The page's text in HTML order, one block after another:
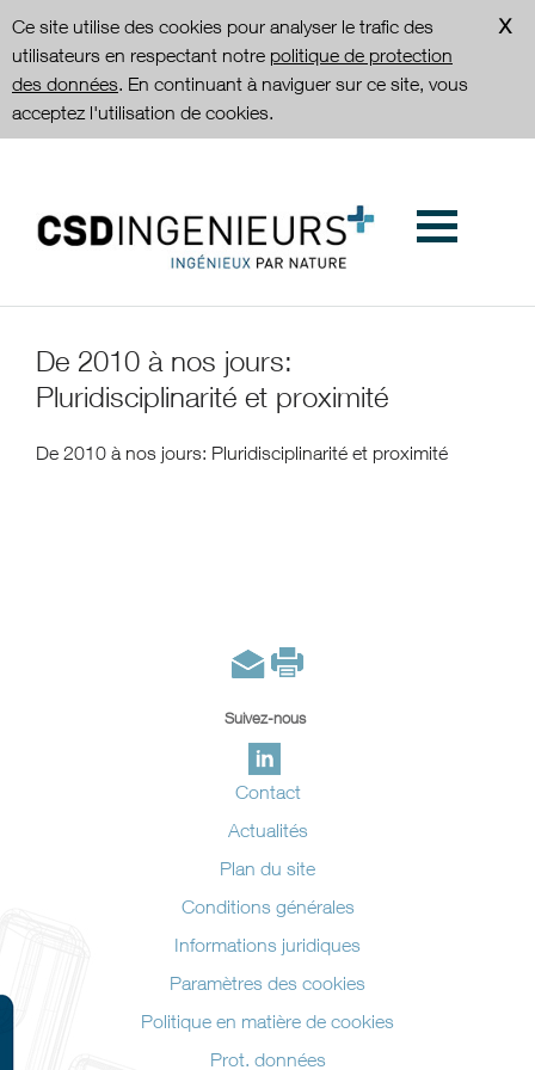
Ce site utilise des cookies pour analyser le trafic des
utilisateurs en respectant notre politique de protection
des données. En continuant à naviguer sur ce site, vous
acceptez l'utilisation de cookies.
De 2010 à nos jours:
Pluridisciplinarité et proximité
De 2010 à nos jours: Pluridisciplinarité et proximité
Suivez-nous
Contact
Actualités
Plan du site
Conditions générales
Informations juridiques
Paramètres des cookies
Politique en matière de cookies
Prot. données